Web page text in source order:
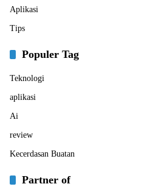
Aplikasi
Tips
Populer Tag
Teknologi
aplikasi
Ai
review
Kecerdasan Buatan
Partner of